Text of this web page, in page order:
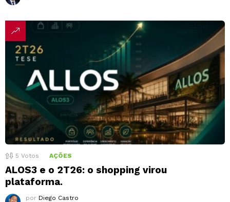
5 Votos AÇÕES
ALOS3 e o 2T26: o shopping virou
plataforma.
por Diego Castro